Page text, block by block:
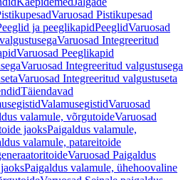
Varuosad Pistikupesad
ja peeglikapidPeeglidVaruosad
Varuosad Integreeritud
Varuosad Peeglikapid
Varuosad Integreeritud valgustusega
Varuosad Integreeritud valgustuseta
Täiendavad
ValamusegistidVaruosad
valamule, võrgutoideVaruosad
jaoksPaigaldus valamule,
valamule, patareitoide
Varuosad Paigaldus
Paigaldus valamule, ühehoovaline